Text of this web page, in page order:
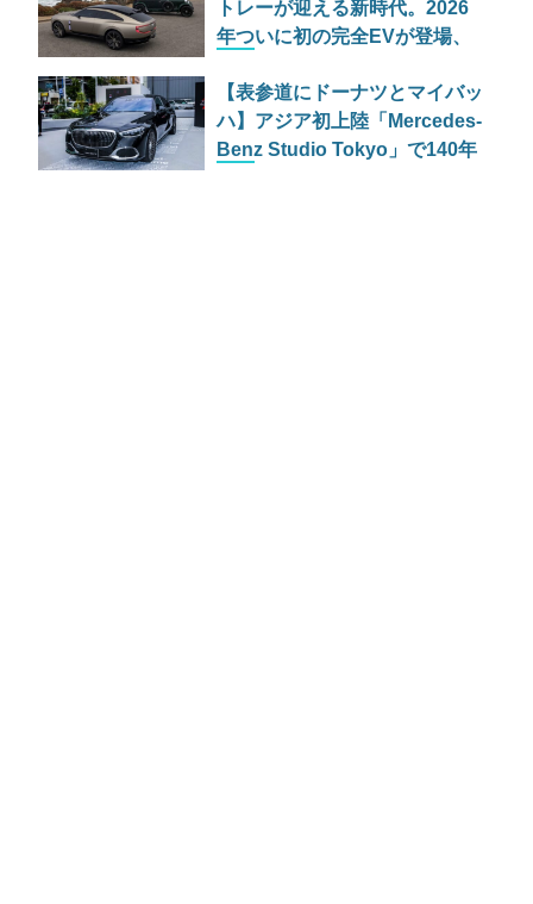
トレーが迎える新時代。2026
年ついに初の完全EVが登場、
【表参道にドーナツとマイバッ
ハ】アジア初上陸「Mercedes-
Benz Studio Tokyo」で140年